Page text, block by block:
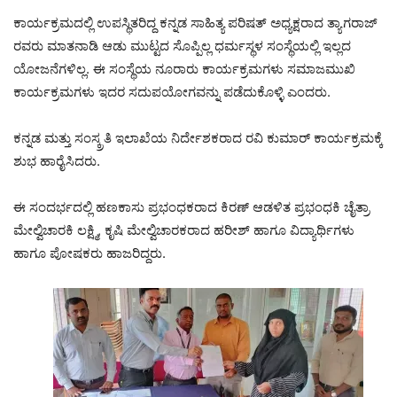
ಕಾರ್ಯಕ್ರಮದಲ್ಲಿ ಉಪಸ್ಥಿತರಿದ್ದ ಕನ್ನಡ ಸಾಹಿತ್ಯ ಪರಿಷತ್ ಅಧ್ಯಕ್ಷರಾದ ತ್ಯಾಗರಾಜ್
ರವರು ಮಾತನಾಡಿ ಆಡು ಮುಟ್ಟದ ಸೊಪ್ಪಿಲ್ಲ ಧರ್ಮಸ್ಥಳ ಸಂಸ್ಥೆಯಲ್ಲಿ ಇಲ್ಲದ
ಯೋಜನೆಗಳಿಲ್ಲ. ಈ ಸಂಸ್ಥೆಯ ನೂರಾರು ಕಾರ್ಯಕ್ರಮಗಳು ಸಮಾಜಮುಖಿ
ಕಾರ್ಯಕ್ರಮಗಳು ಇದರ ಸದುಪಯೋಗವನ್ನು ಪಡೆದುಕೊಳ್ಳಿ ಎಂದರು.
ಕನ್ನಡ ಮತ್ತು ಸಂಸ್ಕ್ರತಿ ಇಲಾಖೆಯ ನಿರ್ದೇಶಕರಾದ ರವಿ ಕುಮಾರ್ ಕಾರ್ಯಕ್ರಮಕ್ಕೆ
ಶುಭ ಹಾರೈಸಿದರು.
ಈ ಸಂದರ್ಭದಲ್ಲಿ ಹಣಕಾಸು ಪ್ರಭಂಧಕರಾದ ಕಿರಣ್ ಆಡಳಿತ ಪ್ರಭಂಧಕಿ ಚೈತ್ರಾ
ಮೇಲ್ವಿಚಾರಕಿ ಲಕ್ಷ್ಮಿ, ಕೃಷಿ ಮೇಲ್ವಿಚಾರಕರಾದ ಹರೀಶ್ ಹಾಗೂ ವಿದ್ಯಾರ್ಥಿಗಳು
ಹಾಗೂ ಪೋಷಕರು ಹಾಜರಿದ್ದರು.